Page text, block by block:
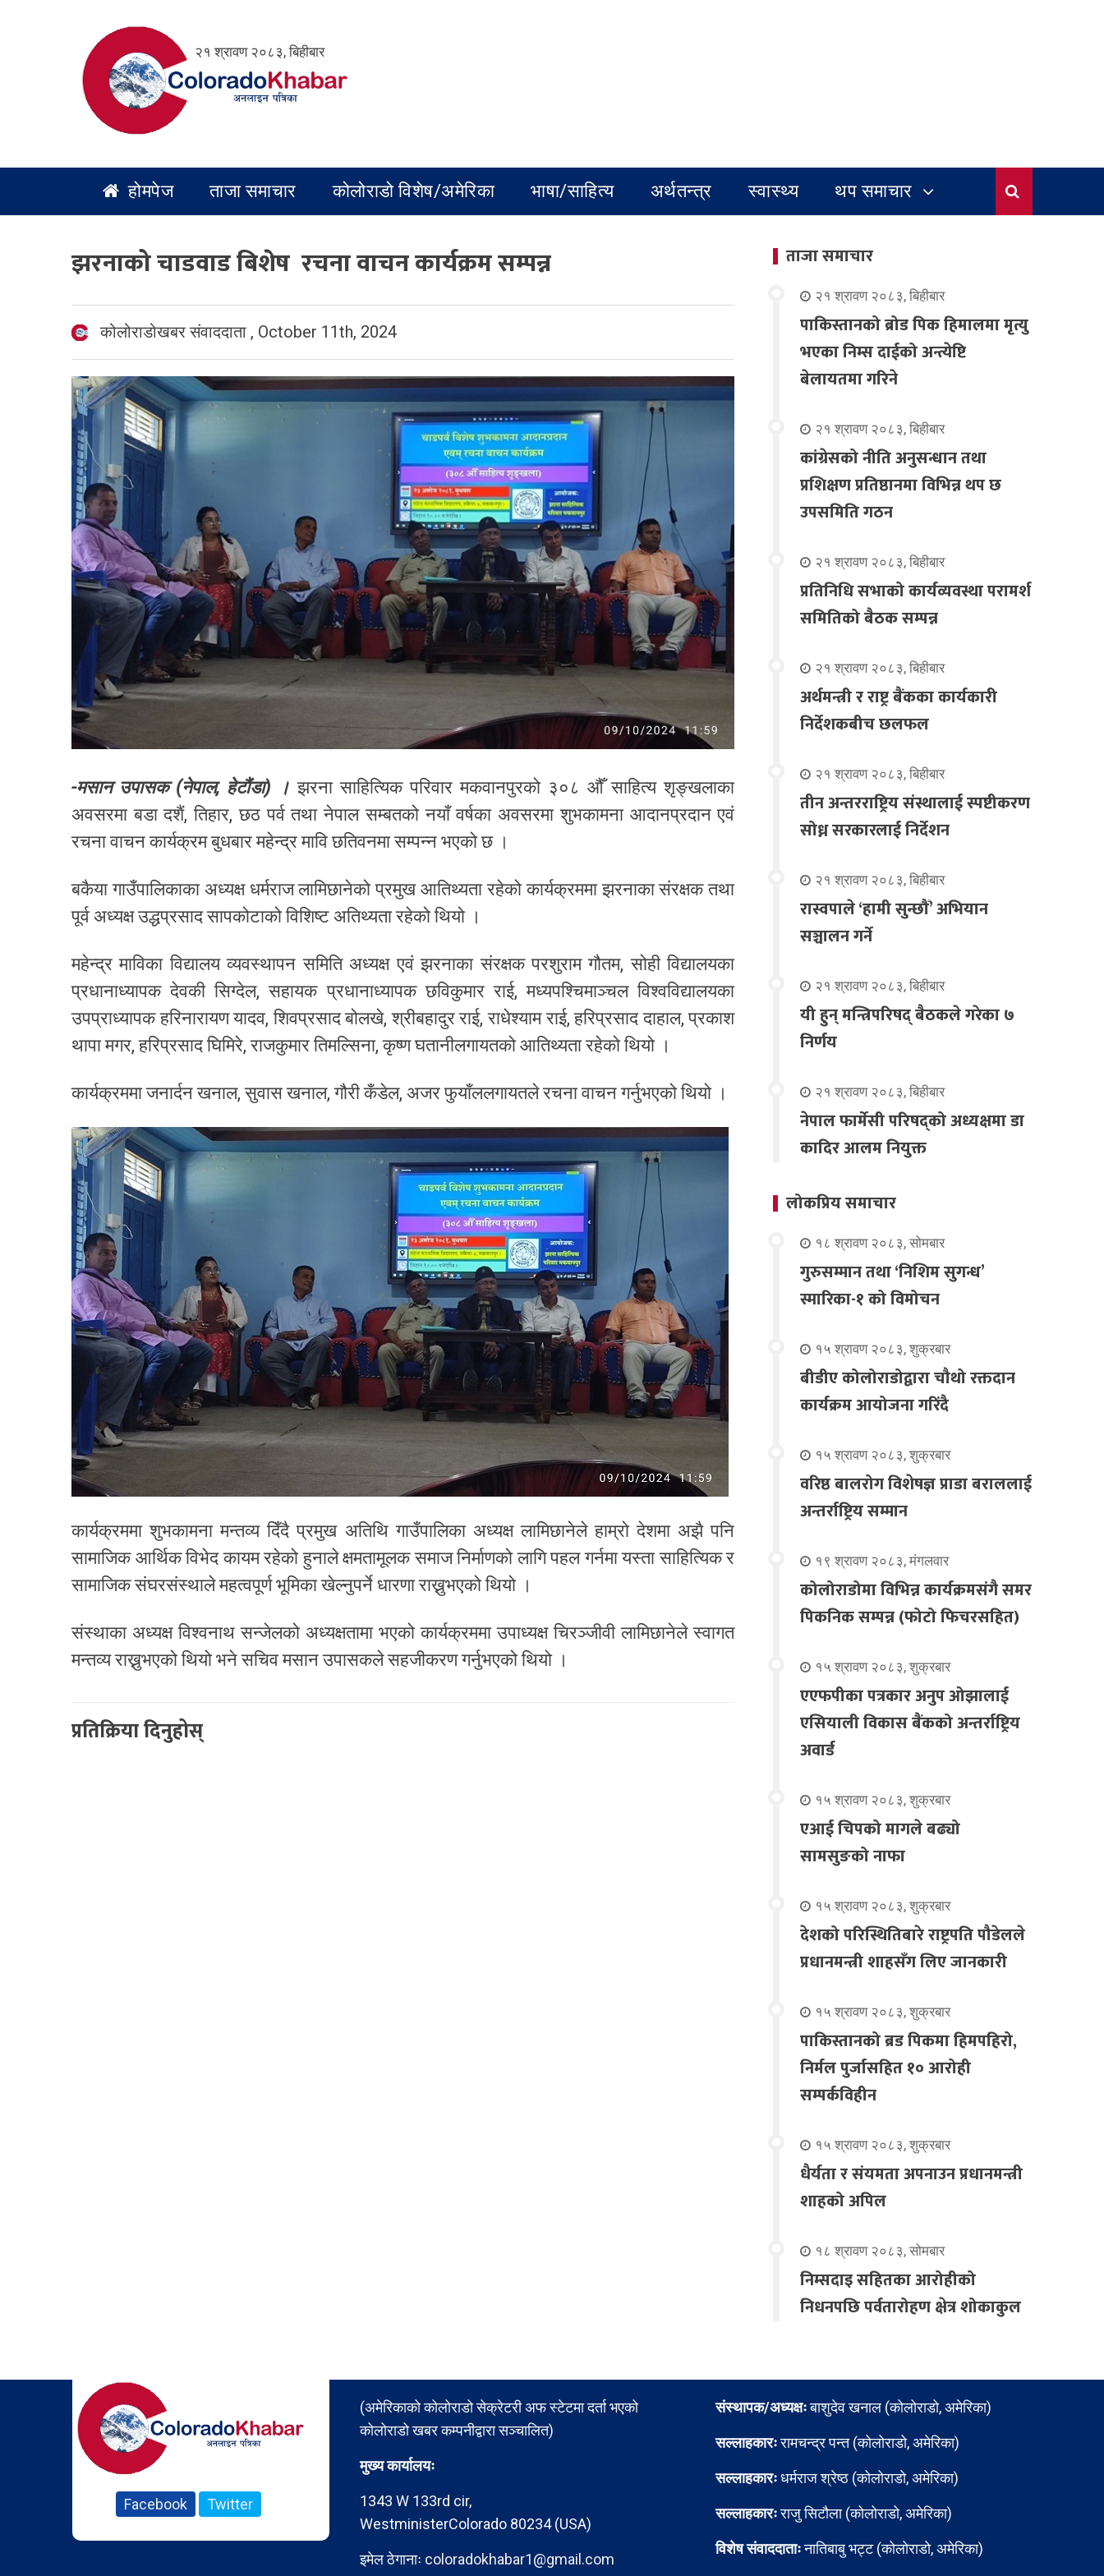
२१ श्रावण २०८३, बिहीबार
होमपेज ताजा समाचार कोलोराडो विशेष/अमेरिका भाषा/साहित्य अर्थतन्त्र स्वास्थ्य थप समाचार
झरनाको चाडवाड बिशेष रचना वाचन कार्यक्रम सम्पन्न
कोलोराडोखबर संवाददाता , October 11th, 2024
-मसान उपासक (नेपाल, हेटौंडा) । झरना साहित्यिक परिवार मकवानपुरको ३०८ औँ साहित्य शृङ्खलाका
अवसरमा बडा दशैं, तिहार, छठ पर्व तथा नेपाल सम्बतको नयाँ वर्षका अवसरमा शुभकामना आदानप्रदान एवं
रचना वाचन कार्यक्रम बुधबार महेन्द्र मावि छतिवनमा सम्पन्न भएको छ ।
बकैया गाउँपालिकाका अध्यक्ष धर्मराज लामिछानेको प्रमुख आतिथ्यता रहेको कार्यक्रममा झरनाका संरक्षक तथा
पूर्व अध्यक्ष उद्धप्रसाद सापकोटाको विशिष्ट अतिथ्यता रहेको थियो ।
महेन्द्र माविका विद्यालय व्यवस्थापन समिति अध्यक्ष एवं झरनाका संरक्षक परशुराम गौतम, सोही विद्यालयका
प्रधानाध्यापक देवकी सिग्देल, सहायक प्रधानाध्यापक छविकुमार राई, मध्यपश्चिमाञ्चल विश्वविद्यालयका
उपप्राध्यापक हरिनारायण यादव, शिवप्रसाद बोलखे, श्रीबहादुर राई, राधेश्याम राई, हरिप्रसाद दाहाल, प्रकाश
थापा मगर, हरिप्रसाद घिमिरे, राजकुमार तिमल्सिना, कृष्ण घतानीलगायतको आतिथ्यता रहेको थियो ।
कार्यक्रममा जनार्दन खनाल, सुवास खनाल, गौरी कँडेल, अजर फुयाँललगायतले रचना वाचन गर्नुभएको थियो ।
कार्यक्रममा शुभकामना मन्तव्य दिँदै प्रमुख अतिथि गाउँपालिका अध्यक्ष लामिछानेले हाम्रो देशमा अझै पनि
सामाजिक आर्थिक विभेद कायम रहेको हुनाले क्षमतामूलक समाज निर्माणको लागि पहल गर्नमा यस्ता साहित्यिक र
सामाजिक संघरसंस्थाले महत्वपूर्ण भूमिका खेल्नुपर्ने धारणा राख्नुभएको थियो ।
संस्थाका अध्यक्ष विश्वनाथ सन्जेलको अध्यक्षतामा भएको कार्यक्रममा उपाध्यक्ष चिरञ्जीवी लामिछानेले स्वागत
मन्तव्य राख्नुभएको थियो भने सचिव मसान उपासकले सहजीकरण गर्नुभएको थियो ।
प्रतिक्रिया दिनुहोस्
ताजा समाचार
२१ श्रावण २०८३, बिहीबार
पाकिस्तानको ब्रोड पिक हिमालमा मृत्यु
भएका निम्स दाईको अन्त्येष्टि
बेलायतमा गरिने
२१ श्रावण २०८३, बिहीबार
कांग्रेसको नीति अनुसन्धान तथा
प्रशिक्षण प्रतिष्ठानमा विभिन्न थप छ
उपसमिति गठन
२१ श्रावण २०८३, बिहीबार
प्रतिनिधि सभाको कार्यव्यवस्था परामर्श
समितिको बैठक सम्पन्न
२१ श्रावण २०८३, बिहीबार
अर्थमन्त्री र राष्ट्र बैंकका कार्यकारी
निर्देशकबीच छलफल
२१ श्रावण २०८३, बिहीबार
तीन अन्तरराष्ट्रिय संस्थालाई स्पष्टीकरण
सोध्न सरकारलाई निर्देशन
२१ श्रावण २०८३, बिहीबार
रास्वपाले ‘हामी सुन्छौँ’ अभियान
सञ्चालन गर्ने
२१ श्रावण २०८३, बिहीबार
यी हुन् मन्त्रिपरिषद् बैठकले गरेका ७
निर्णय
२१ श्रावण २०८३, बिहीबार
नेपाल फार्मेसी परिषद्को अध्यक्षमा डा
कादिर आलम नियुक्त
लोकप्रिय समाचार
१८ श्रावण २०८३, सोमबार
गुरुसम्मान तथा ‘निशिम सुगन्ध’
स्मारिका-१ को विमोचन
१५ श्रावण २०८३, शुक्रबार
बीडीए कोलोराडोद्वारा चौथो रक्तदान
कार्यक्रम आयोजना गरिंदै
१५ श्रावण २०८३, शुक्रबार
वरिष्ठ बालरोग विशेषज्ञ प्राडा बराललाई
अन्तर्राष्ट्रिय सम्मान
१९ श्रावण २०८३, मंगलवार
कोलोराडोमा विभिन्न कार्यक्रमसंगै समर
पिकनिक सम्पन्न (फोटो फिचरसहित)
१५ श्रावण २०८३, शुक्रबार
एएफपीका पत्रकार अनुप ओझालाई
एसियाली विकास बैंकको अन्तर्राष्ट्रिय
अवार्ड
१५ श्रावण २०८३, शुक्रबार
एआई चिपको मागले बढ्यो
सामसुङको नाफा
१५ श्रावण २०८३, शुक्रबार
देशको परिस्थितिबारे राष्ट्रपति पौडेलले
प्रधानमन्त्री शाहसँग लिए जानकारी
१५ श्रावण २०८३, शुक्रबार
पाकिस्तानको ब्रड पिकमा हिमपहिरो,
निर्मल पुर्जासहित १० आरोही
सम्पर्कविहीन
१५ श्रावण २०८३, शुक्रबार
धैर्यता र संयमता अपनाउन प्रधानमन्त्री
शाहको अपिल
१८ श्रावण २०८३, सोमबार
निम्सदाइ सहितका आरोहीको
निधनपछि पर्वतारोहण क्षेत्र शोकाकुल
Facebook Twitter
(अमेरिकाको कोलोराडो सेक्रेटरी अफ स्टेटमा दर्ता भएको
कोलोराडो खबर कम्पनीद्वारा सञ्चालित)
मुख्य कार्यालयः
1343 W 133rd cir,
WestministerColorado 80234 (USA)
इमेल ठेगानाः coloradokhabar1@gmail.com
संस्थापक/अध्यक्षःबाशुदेव खनाल (कोलोराडो, अमेरिका)
सल्लाहकारःरामचन्द्र पन्त (कोलोराडो, अमेरिका)
सल्लाहकारःधर्मराज श्रेष्ठ (कोलोराडो, अमेरिका)
सल्लाहकारःराजु सिटौला (कोलोराडो, अमेरिका)
विशेष संवाददाताःनातिबाबु भट्ट (कोलोराडो, अमेरिका)